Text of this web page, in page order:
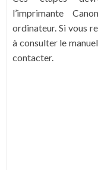
l’imprimante
ordinateur. Si vous
à consulter le
contacter.